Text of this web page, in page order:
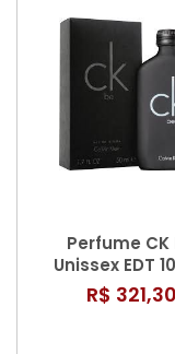
Perfume CK
Unissex EDT
R$ 321,30